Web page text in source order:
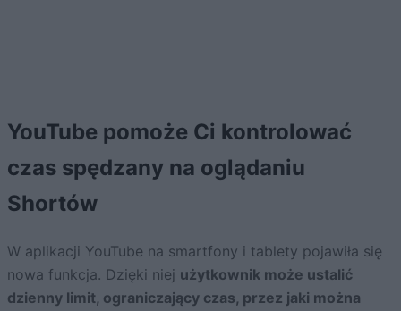
YouTube pomoże Ci kontrolować
czas spędzany na oglądaniu
Shortów
W aplikacji YouTube na smartfony i tablety pojawiła się
nowa funkcja. Dzięki niej użytkownik może ustalić
dzienny limit, ograniczający czas, przez jaki można